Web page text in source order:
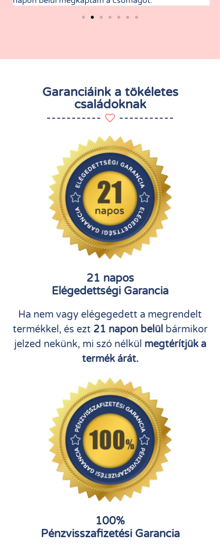
Garanciáink a tökéletes
családoknak
21 napos
Elégedettségi Garancia
Ha nem vagy elégegedett a megrendelt
termékkel, és ezt 21 napon belülbármikor
jelzed nekünk, mi szó nélkül megtérítjük a
termék árát.
100%
Pénzvisszafizetési Garancia